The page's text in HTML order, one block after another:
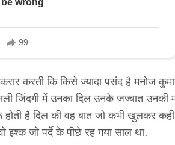
करती कि किसे ज्यादा पसंद है मनोज
जिंदगी में उनका दिल उनके जज्बात
होती है दिल की वह बात जो कभी खुलकर
इश्क जो पर्दे के पीछे रह गया साल था.